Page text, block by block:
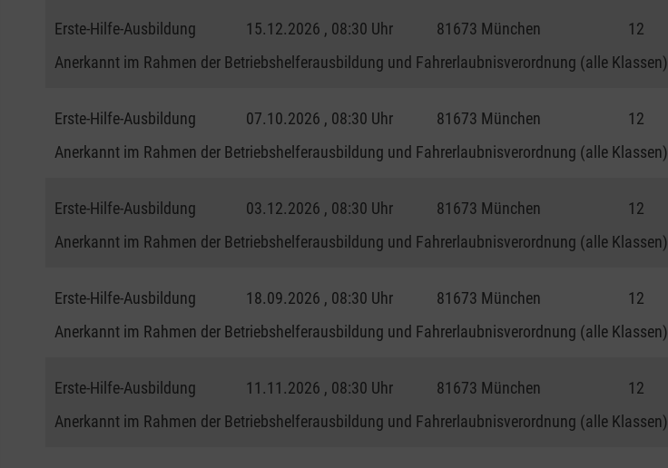
Erste-Hilfe-Ausbildung 15.12.2026 , 08:30 Uhr 81673 München 12
Anerkannt im Rahmen der Betriebshelferausbildung und Fahrerlaubnisverordnung (alle Klassen)
Erste-Hilfe-Ausbildung 07.10.2026 , 08:30 Uhr 81673 München 12
Anerkannt im Rahmen der Betriebshelferausbildung und Fahrerlaubnisverordnung (alle Klassen)
Erste-Hilfe-Ausbildung 03.12.2026 , 08:30 Uhr 81673 München 12
Anerkannt im Rahmen der Betriebshelferausbildung und Fahrerlaubnisverordnung (alle Klassen)
Erste-Hilfe-Ausbildung 18.09.2026 , 08:30 Uhr 81673 München 12
Anerkannt im Rahmen der Betriebshelferausbildung und Fahrerlaubnisverordnung (alle Klassen)
Erste-Hilfe-Ausbildung 11.11.2026 , 08:30 Uhr 81673 München 12
Anerkannt im Rahmen der Betriebshelferausbildung und Fahrerlaubnisverordnung (alle Klassen)